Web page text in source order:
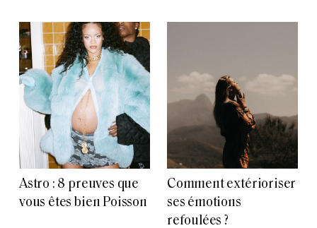
Astro : 8 preuves que
vous êtes bien Poisson
Comment extérioriser
ses émotions
refoulées ?